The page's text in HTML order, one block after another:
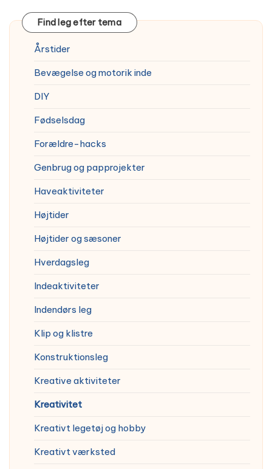
Find leg efter tema
Årstider
Bevægelse og motorik inde
DIY
Fødselsdag
Forældre-hacks
Genbrug og papprojekter
Haveaktiviteter
Højtider
Højtider og sæsoner
Hverdagsleg
Indeaktiviteter
Indendørs leg
Klip og klistre
Konstruktionsleg
Kreative aktiviteter
Kreativitet
Kreativt legetøj og hobby
Kreativt værksted